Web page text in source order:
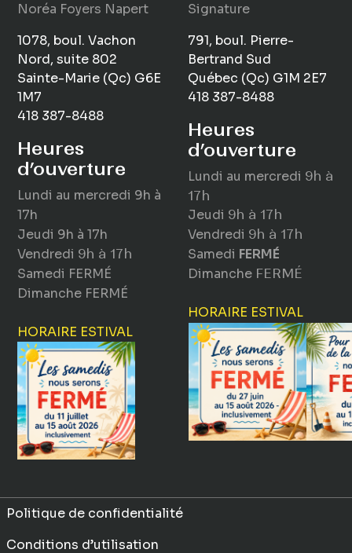
Noréa Foyers Napert
1078, boul. Vachon
Nord, suite 802
Sainte-Marie (Qc) G6E
1M7
418 387-8488
Heures
d’ouverture
Lundi au mercredi 9h à
17h
Jeudi 9h à 17h
Vendredi 9h à 17h
Samedi FERMÉ
Dimanche FERMÉ
HORAIRE ESTIVAL
Signature
791, boul. Pierre-
Bertrand Sud
Québec (Qc) G1M 2E7
418 387-8488
Heures
d’ouverture
Lundi au mercredi 9h à
17h
Jeudi 9h à 17h
Vendredi 9h à 17h
Samedi FERMÉ
Dimanche FERMÉ
HORAIRE ESTIVAL
Politique de confidentialité
Conditions d’utilisation